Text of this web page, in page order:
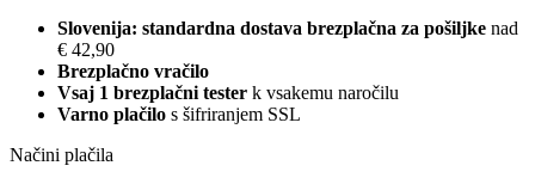
Slovenija: standardna dostava brezplačna za pošiljke nad
€ 42,90
Brezplačno vračilo
Vsaj 1 brezplačni tester k vsakemu naročilu
Varno plačilo s šifriranjem SSL
Načini plačila